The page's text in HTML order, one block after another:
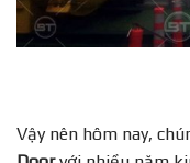
Vậy nên hôm nay,